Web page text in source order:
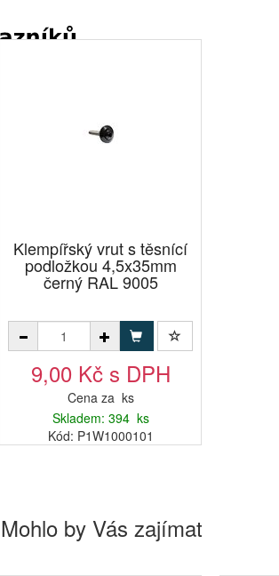
Klempířský vrut s těsnící
podložkou 4,5x35mm
černý RAL 9005
9,00 Kč s DPH
Cena za ks
Skladem: 394 ks
Kód: P1W1000101
Mohlo by Vás zajímat